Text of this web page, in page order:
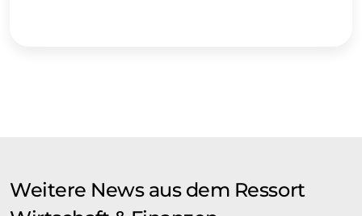
Weitere News aus dem Ressort